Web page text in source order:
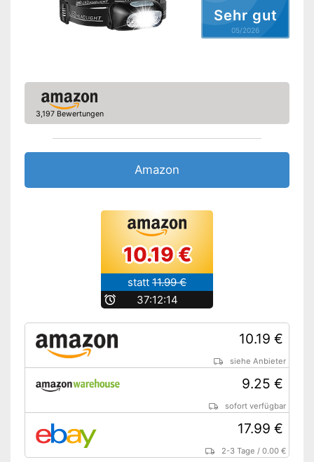
Batterien erforderlich
Vorteile
siehe Anbieter
Sehr gut
05/2026
3,197 Bewertungen
Amazon
10.19 €
statt 11.99 €
b 37:12:13
10.19 €
siehe Anbieter
9.25 €
sofort verfügbar
17.99 €
2-3 Tage /0.00 €